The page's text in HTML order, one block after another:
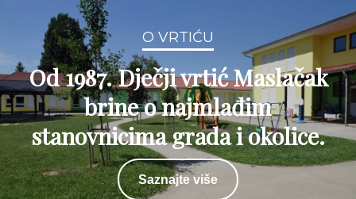
O VRTIĆU
Od 1987. Dječji vrtić Maslačak
brine o najmlađim
stanovnicima grada i okolice.
Saznajte više